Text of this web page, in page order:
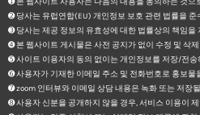
➋ 당사는 유럽연합(EU) 개인정보 보호 관련 법률을 준
➌ 당사는 제공 정보의 유효성에 대한 법률상의 책임을
➍ 본 웹사이트 게시물은 사전 공지가 없이 수정 및 삭
➎ 사이트 이용자의 동의 없이는 개인정보를 저장/전송
➏ 사용자가 기재한 이메일 주소 및 전화번호로 홍보물
➐ zoom 인터뷰와 이메일 상담 내용은 녹화 또는 저장
➑ 사용자 신분을 공개하지 않을 경우, 서비스 이용이